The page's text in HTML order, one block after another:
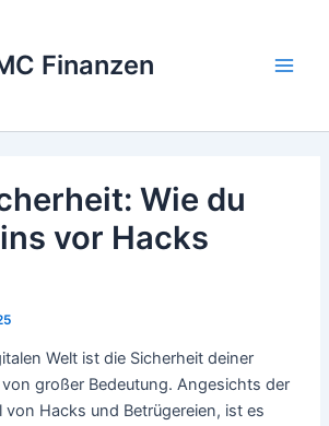
Finanzen
Wie du
vor Hacks
Welt ist die Sicherheit deiner
großer Bedeutung. Angesichts der
Hacks und Betrügereien, ist es